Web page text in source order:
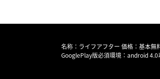
名称：ライフアフター 価格：基本無
GooglePlay版必須環境：android